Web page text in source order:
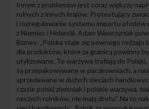
Innym z problemów jest coraz większy
rolnych z innych krajów. Protestujący
i rozregulowanie systemu importu płodów
z Niemiec i Holandii. Adam Wawrzyniak
Biznes: „Polska staje się pewnego rodzaju
dla produktów, które za granicą powinny
utylizowane. Te warzywa trafiają do Polski,
są przepakowywane w paczkowniach, a
sprzedawane w dużych sieciach
czasie polski ziemniak i polskie warzywa,
naszych rolników, nie mają zbytu”. Na to